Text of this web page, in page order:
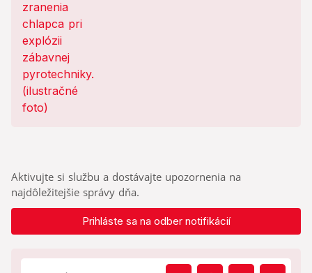
Aktivujte si službu a dostávajte upozornenia na
najdôležitejšie správy dňa.
Prihláste sa na odber notifikácií